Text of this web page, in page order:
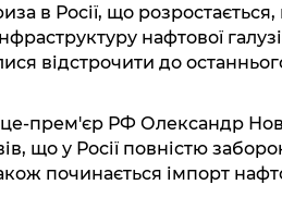
в Росії, що
нафтової
відстрочити до
прем'єр РФ Олександр
що у Росії повністю
починається імпорт